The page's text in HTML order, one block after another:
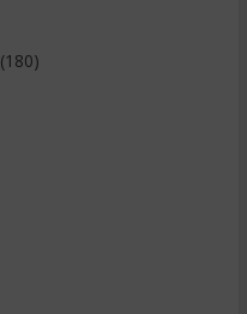
(180)